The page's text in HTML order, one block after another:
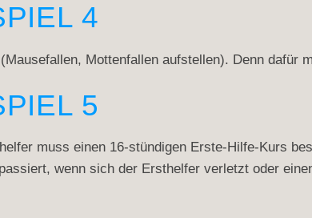
4
Mottenfallen aufstellen). Denn dafür
5
muss einen 16-stündigen Erste-Hilfe-Kurs
wenn sich der Ersthelfer verletzt oder